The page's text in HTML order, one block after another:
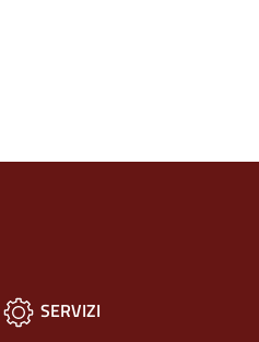
SERVIZI